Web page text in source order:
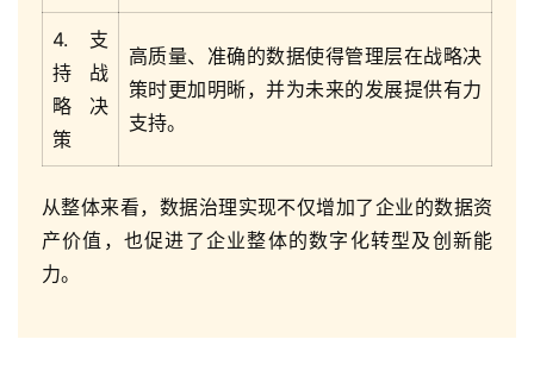
4. 支
持战
略决
策
高质量、准确的数据使得管理层在战略决
策时更加明晰，并为未来的发展提供有力
支持。
从整体来看，数据治理实现不仅增加了企业的数据资
产价值，也促进了企业整体的数字化转型及创新能
力。